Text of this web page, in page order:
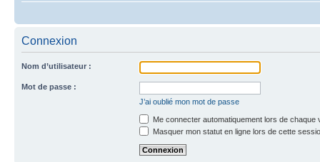
Connexion
Nom d’utilisateur :
Mot de passe :
J’ai oublié mon mot de passe
Me connecter automatiquement lors de chaque
Masquer mon statut en ligne lors de cette